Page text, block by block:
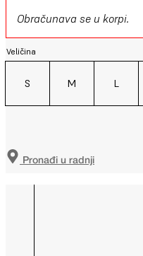
Obračunava se u korpi.
Veličina
S M L
Pronađi u radnji